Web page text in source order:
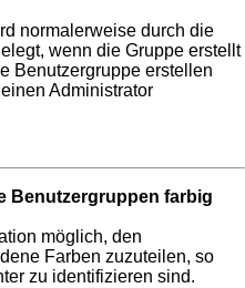
normalerweise durch die
wenn die Gruppe erstellt
Benutzergruppe erstellen
Administrator
Benutzergruppen farbig
möglich, den
Farben zuzuteilen, so
zu identifizieren sind.